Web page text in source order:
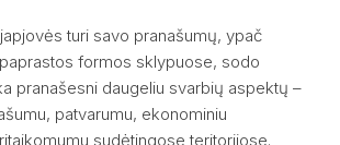
turi savo pranašumų, ypač
formos sklypuose, sodo
pranašesni daugeliu svarbių aspektų –
patvarumu, ekonominiu
sudėtingose teritorijose.